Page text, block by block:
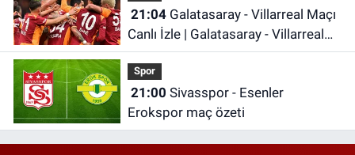
21:04Galatasaray - Villarreal Maçı
Canlı İzle | Galatasaray - Villarreal
Maçı Canlı Anlatım | Galatasaray
Maçı İzle
Spor
21:00
Erokspor maç özeti